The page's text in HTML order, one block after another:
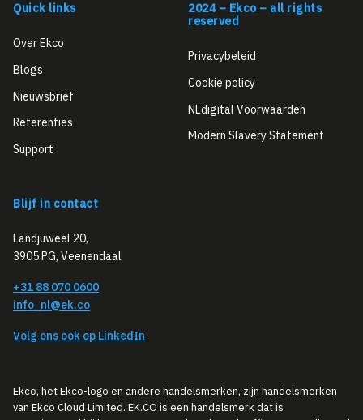
Quick links
Over Ekco
Blogs
Nieuwsbrief
Referenties
Support
2024 – Ekco – all rights
reserved
Privacybeleid
Cookie policy
NLdigital Voorwaarden
Modern Slavery Statement
Blijf in contact
Landjuweel 20,
3905 PG, Veenendaal
+31 88 070 0600
info_nl@ek.co
Volg ons ook op LinkedIn
Ekco, het Ekco-logo en andere handelsmerken, zijn handelsmerken
van Ekco Cloud Limited. EK.CO is een handelsmerk dat is